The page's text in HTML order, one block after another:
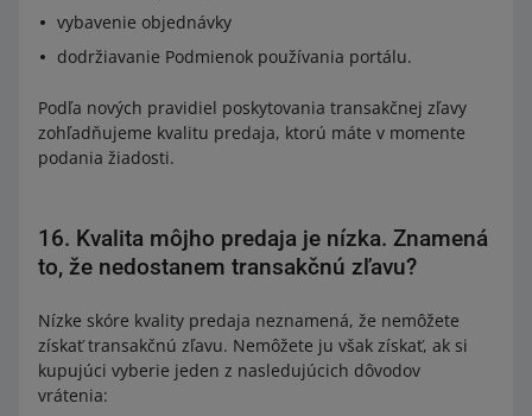
vybavenie objednávky
dodržiavanie Podmienok používania portálu.
Podľa nových pravidiel poskytovania transakčnej zľavy
zohľadňujeme kvalitu predaja, ktorú máte v momente
podania žiadosti.
16. Kvalita môjho predaja je nízka. Znamená
to, že nedostanem transakčnú zľavu?
Nízke skóre kvality predaja neznamená, že nemôžete
získať transakčnú zľavu. Nemôžete ju však získať, ak si
kupujúci vyberie jeden z nasledujúcich dôvodov
vrátenia: